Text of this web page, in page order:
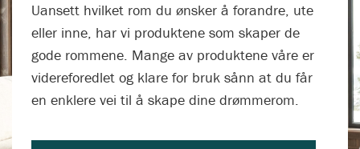
Uansett hvilket rom du ønsker å forandre, ute
eller inne, har vi produktene som skaper de
gode rommene. Mange av produktene våre er
videreforedlet og klare for bruk sånn at du får
en enklere vei til å skape dine drømmerom.